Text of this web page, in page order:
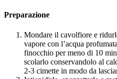
Preparazione
Mondare il cavolfiore e
vapore con l’acqua
finocchio per meno di 10
scolarlo conservandolo al
2-3 cimette in modo da